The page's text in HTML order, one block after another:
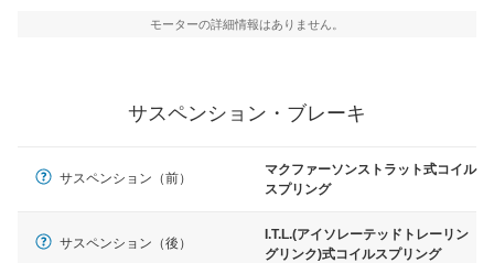
モーターの詳細情報はありません。
サスペンション・ブレーキ
サスペンション（前）
マクファーソンストラット式コイル
スプリング
サスペンション（後）
I.T.L.(アイソレーテッドトレーリン
グリンク)式コイルスプリング